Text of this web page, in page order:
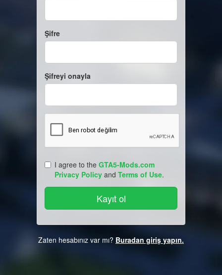
Şifre
Şifreyi onayla
I agree to the GTA5-Mods.com
Privacy Policy and Terms of Use.
Zaten hesabınız var mı? Buradan giriş yapın.